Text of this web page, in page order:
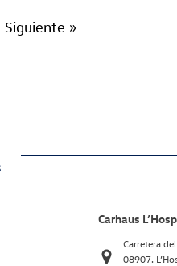
Siguiente »
Carhaus
Carretera
08907.